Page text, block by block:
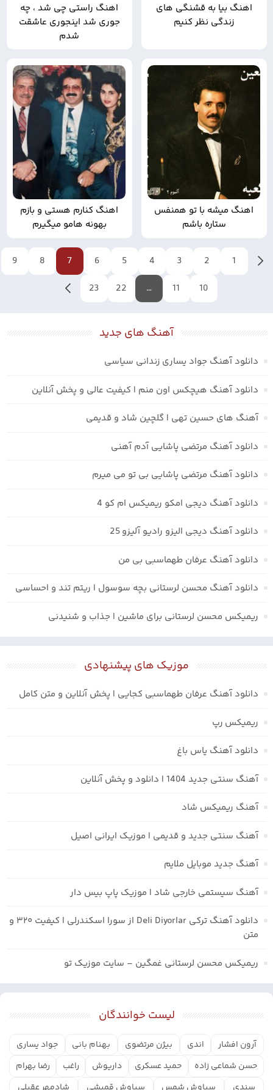
اهنگ بیا به قشنگی های
زندگی نظر کنیم
اهنگ راستی چی شد ، چه
جوری شد اینجوری عاشقت
شدم
اهنگ میشه با تو همنفس
ستاره باشم
اهنگ کنارم هستی و بازم
بهونه هامو میگیرم
قبلی 1
2
3
4
5
6
7
8
9
10
11
…
22
23 بعدی
آهنگ های جدید
دانلود آهنگ جواد یساری زندانی سیاسی
دانلود آهنگ هیچکس اون منم | کیفیت عالی و پخش آنلاین
آهنگ های حسین تهی | گلچین شاد و قدیمی
دانلود آهنگ مرتضی پاشایی آدم آهنی
دانلود آهنگ مرتضی پاشایی بی تو می میرم
دانلود آهنگ دیجی امکو ریمیکس ام کو 4
دانلود آهنگ دیجی الیزو رادیو آلیزو 25
دانلود آهنگ عرفان طهماسبی بی من
دانلود آهنگ محسن لرستانی بچه سوسول | ریتم تند و احساسی
ریمیکس محسن لرستانی برای ماشین | جذاب و شنیدنی
موزیک های پیشنهادی
دانلود آهنگ عرفان طهماسبی کجایی | پخش آنلاین و متن کامل
ریمیکس رپ
دانلود آهنگ یاس باغ
آهنگ سنتی جدید 1404 | دانلود و پخش آنلاین
آهنگ ریمیکس شاد
آهنگ سنتی جدید و قدیمی | موزیک ایرانی اصیل
آهنگ جدید موبایل ملایم
آهنگ سیستمی خارجی شاد | موزیک پاپ بیس دار
دانلود آهنگ ترکی Deli Diyorlar از سورا اسکندرلی | کیفیت ۳۲۰ و
متن
ریمیکس محسن لرستانی غمگین – سایت موزیک تو
لیست خوانندگان
آرون افشار اندی بیژن مرتضوی بهنام بانی
جواد یساری
حسن شماعی زاده
حمید عسکری داریوش راغب
رضا بهرام